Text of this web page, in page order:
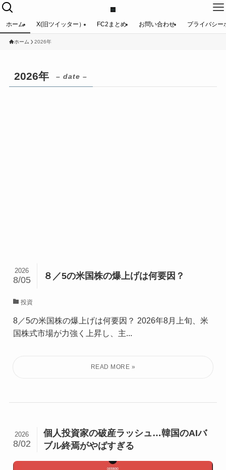
ホーム X(旧ツイッター） FC2まとめ お問い合わせ プライバシー
ホーム 2026年
2026年 – date –
８／5の米国株の爆上げは何要因？
2026
8/05
投資
8／5の米国株の爆上げは何要因？ 2026年8月上旬、米
国株式市場が力強く上昇し、主...
個人投資家の破産ラッシュ…韓国のAIバ
ブル終焉がやばすぎる
2026
8/02